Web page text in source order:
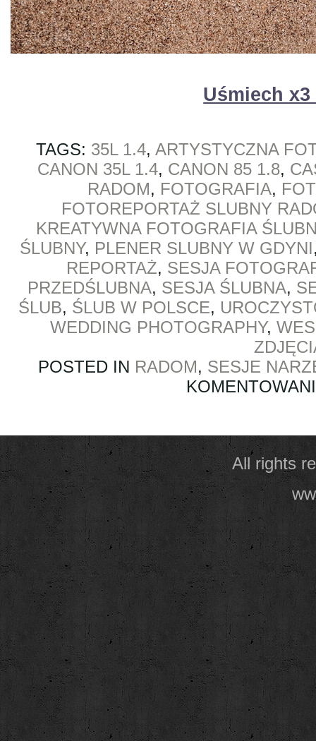
Uśmiech x3
TAGS: 35L 1.4,ARTYSTYCZNA
CANON 35L 1.4, CANON 85 1.8,
RADOM, FOTOGRAFIA,
FOTOREPORTAŻ SLUBNY
KREATYWNA FOTOGRAFIA
ŚLUBNY, PLENER SLUBNY W GDYNI
REPORTAŻ, SESJA
PRZEDŚLUBNA, SESJA ŚLUBNA,
ŚLUB, ŚLUB W POLSCE,
WEDDING PHOTOGRAPHY,
POSTED IN RADOM, SESJE
All rights